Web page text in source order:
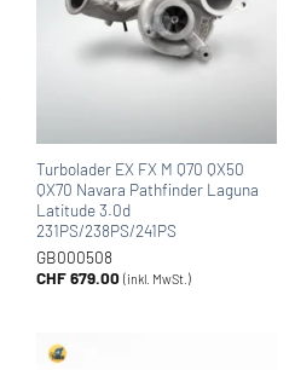
Turbolader EX FX M Q70 QX50
QX70 Navara Pathfinder Laguna
Latitude 3.0d
231PS/238PS/241PS
GB000508
CHF679.00 (inkl. MwSt.)